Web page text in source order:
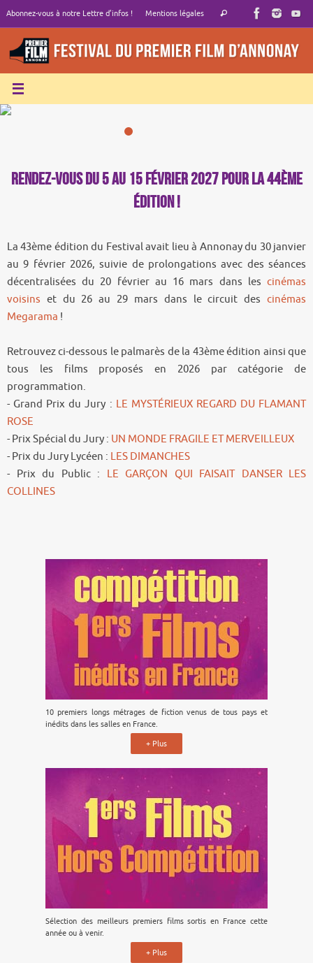
contenu
Abonnez-vous à notre Lettre d’infos ! Mentions légales
Recherche
Rechercher
Rendez-vous du 5 au 15 février 2027 pour la 44ème
édition !
La 43ème édition du Festival avait lieu à Annonay du 30 janvier
au 9 février 2026, suivie de prolongations avec des séances
décentralisées du 20 février au 16 mars dans les cinémas
voisins et du 26 au 29 mars dans le circuit des cinémas
Megarama !
Retrouvez ci-dessous le palmarès de la 43ème édition ainsi que
tous les films proposés en 2026 par catégorie de
programmation.
- Grand Prix du Jury : LE MYSTÉRIEUX REGARD DU FLAMANT
ROSE
- Prix Spécial du Jury : UN MONDE FRAGILE ET MERVEILLEUX
- Prix du Jury Lycéen : LES DIMANCHES
- Prix du Public : LE GARÇON QUI FAISAIT DANSER LES
COLLINES
10 premiers longs métrages de fiction venus de tous pays et
inédits dans les salles en France.
+ Plus
Sélection des meilleurs premiers films sortis en France cette
année ou à venir.
+ Plus